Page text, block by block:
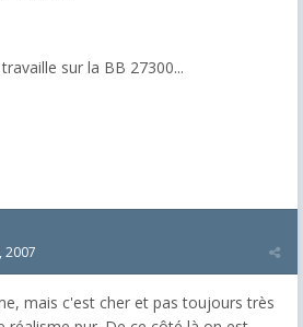
sur la BB 27300...
2007
mais c'est cher et pas toujours très